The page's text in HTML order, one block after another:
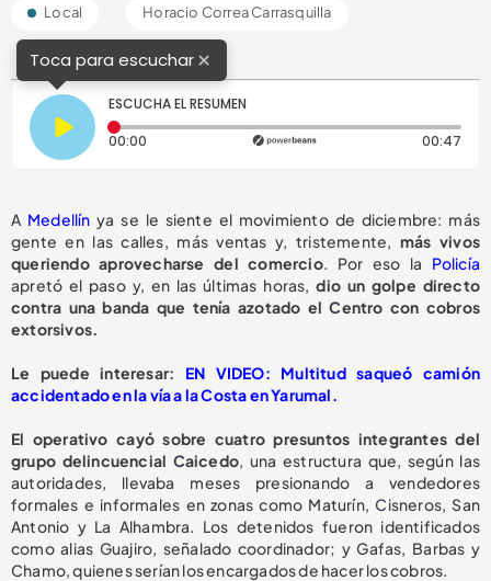
Local Horacio Correa Carrasquilla
Toca para escuchar×
ESCUCHA EL RESUMEN
00:00 Tiempo transcurrido: 0 segundos 00:47
A Medellín ya se le siente el movimiento de diciembre: más
gente en las calles, más ventas y, tristemente, más vivos
queriendo aprovecharse del comercio. Por eso la Policía
apretó el paso y, en las últimas horas,dio un golpe directo
contra una banda que tenía azotado el Centro con cobros
extorsivos.
Le puede interesar: EN VIDEO: Multitud saqueó camión
accidentado en la vía a la Costa en Yarumal.
El operativo cayó sobre cuatro presuntos integrantes del
grupo delincuencial Caicedo, una estructura que, según las
autoridades, llevaba meses presionando a vendedores
formales e informales en zonas como Maturín, Cisneros, San
Antonio y La Alhambra. Los detenidos fueron identificados
como alias Guajiro, señalado coordinador; y Gafas, Barbas y
Chamo, quienes serían los encargados de hacer los cobros.